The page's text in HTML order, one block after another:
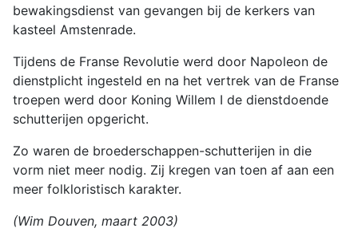
bewakingsdienst van gevangen bij de kerkers van
kasteel Amstenrade.
Tijdens de Franse Revolutie werd door Napoleon de
dienstplicht ingesteld en na het vertrek van de Franse
troepen werd door Koning Willem I de dienstdoende
schutterijen opgericht.
Zo waren de broederschappen-schutterijen in die
vorm niet meer nodig. Zij kregen van toen af aan een
meer folkloristisch karakter.
(Wim Douven, maart 2003)